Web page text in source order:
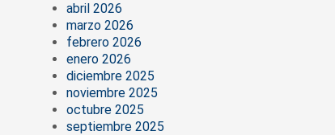
abril 2026
marzo 2026
febrero 2026
enero 2026
diciembre 2025
noviembre 2025
octubre 2025
septiembre 2025